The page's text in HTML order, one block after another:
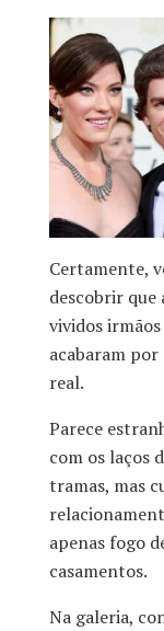
Certamente,
descobrir
vividos irmãos
acabaram
real.
Parece
com os laços
tramas, mas
apenas fogo
casamentos.
Na galeria,